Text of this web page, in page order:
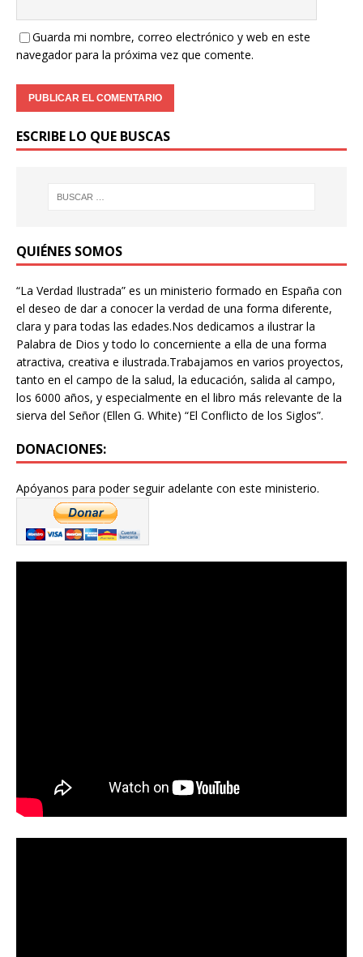
Guarda mi nombre, correo electrónico y web en este
navegador para la próxima vez que comente.
ESCRIBE LO QUE BUSCAS
QUIÉNES SOMOS
“La Verdad Ilustrada” es un ministerio formado en España con
el deseo de dar a conocer la verdad de una forma diferente,
clara y para todas las edades.Nos dedicamos a ilustrar la
Palabra de Dios y todo lo concerniente a ella de una forma
atractiva, creativa e ilustrada.Trabajamos en varios proyectos,
tanto en el campo de la salud, la educación, salida al campo,
los 6000 años, y especialmente en el libro más relevante de la
sierva del Señor (Ellen G. White) “El Conflicto de los Siglos”.
DONACIONES:
Apóyanos para poder seguir adelante con este ministerio.